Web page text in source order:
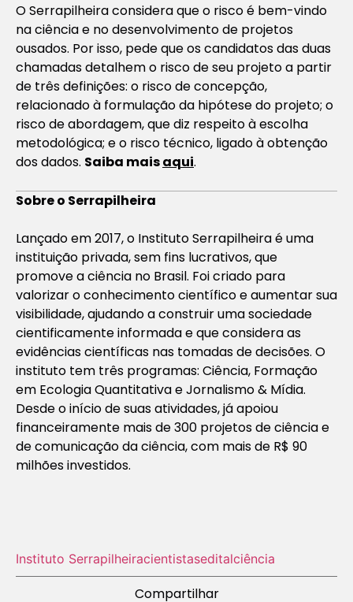
O Serrapilheira considera que o risco é bem-vindo
na ciência e no desenvolvimento de projetos
ousados. Por isso, pede que os candidatos das duas
chamadas detalhem o risco de seu projeto a partir
de três definições: o risco de concepção,
relacionado à formulação da hipótese do projeto; o
risco de abordagem, que diz respeito à escolha
metodológica; e o risco técnico, ligado à obtenção
dos dados. Saiba maisaqui.
Sobre o Serrapilheira
Lançado em 2017, o Instituto Serrapilheira é uma
instituição privada, sem fins lucrativos, que
promove a ciência no Brasil. Foi criado para
valorizar o conhecimento científico e aumentar sua
visibilidade, ajudando a construir uma sociedade
cientificamente informada e que considera as
evidências científicas nas tomadas de decisões. O
instituto tem três programas: Ciência, Formação
em Ecologia Quantitativa e Jornalismo & Mídia.
Desde o início de suas atividades, já apoiou
financeiramente mais de 300 projetos de ciência e
de comunicação da ciência, com mais de R$ 90
milhões investidos.
Instituto Serrapilheiracientistaseditalciência
Compartilhar